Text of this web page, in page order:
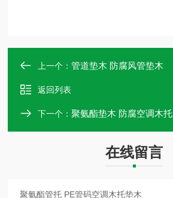
上一个：管道垫木 防腐风管垫木
返回列表
下一个：聚氨酯垫木 防腐空调木托
在线留言